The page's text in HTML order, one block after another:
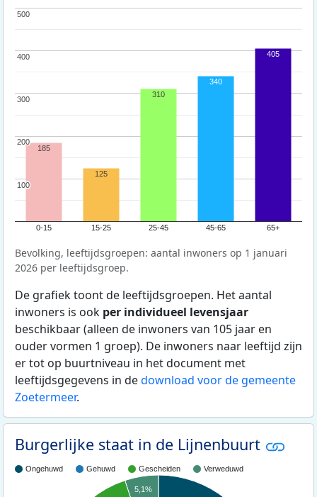
0-15 15-25 25-45 45-65 65+
100
100
200
200
300
300
400
400
500
500
185
125
310
340
405
Bevolking, leeftijdsgroepen: aantal inwoners op 1 januari
2026 per leeftijdsgroep.
De grafiek toont de leeftijdsgroepen. Het aantal
inwoners is ook per individueel levensjaar
beschikbaar (alleen de inwoners van 105 jaar en
ouder vormen 1 groep). De inwoners naar leeftijd zijn
er tot op buurtniveau in het document met
leeftijdsgegevens in dedownload voor de gemeente
Zoetermeer.
Burgerlijke staat in de Lijnenbuurt
Ongehuwd Gehuwd Gescheiden Verweduwd
5,1%